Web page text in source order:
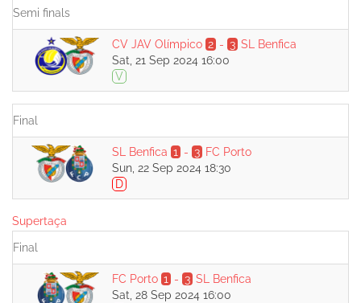
Semi finals
CV JAV Olímpico 2 - 3 SL Benfica
Sat, 21 Sep 2024 16:00
V
Final
SL Benfica 1 - 3 FC Porto
Sun, 22 Sep 2024 18:30
D
Supertaça
Final
FC Porto 1 - 3 SL Benfica
Sat, 28 Sep 2024 16:00